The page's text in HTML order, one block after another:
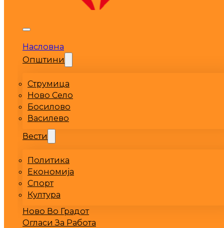
Насловна
Општини
Струмица
Ново Село
Босилово
Василево
Вести
Политика
Економија
Спорт
Култура
Ново Во Градот
Огласи За Работа